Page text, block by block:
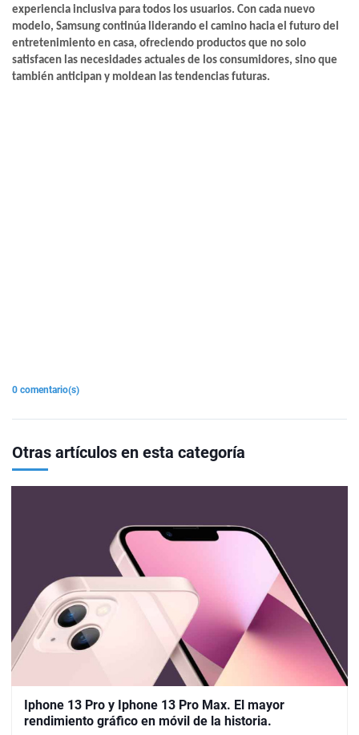
experiencia inclusiva para todos los usuarios. Con cada nuevo
modelo, Samsung continúa liderando el camino hacia el futuro del
entretenimiento en casa, ofreciendo productos que no solo
satisfacen las necesidades actuales de los consumidores, sino que
también anticipan y moldean las tendencias futuras.
0 comentario(s)
Otras artículos en esta categoría
Iphone 13 Pro y Iphone 13 Pro Max. El mayor
rendimiento gráfico en móvil de la historia.